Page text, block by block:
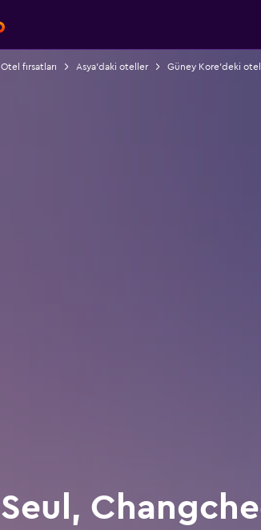
Otel fırsatları Asya'daki oteller Güney Kore'deki
Seul,